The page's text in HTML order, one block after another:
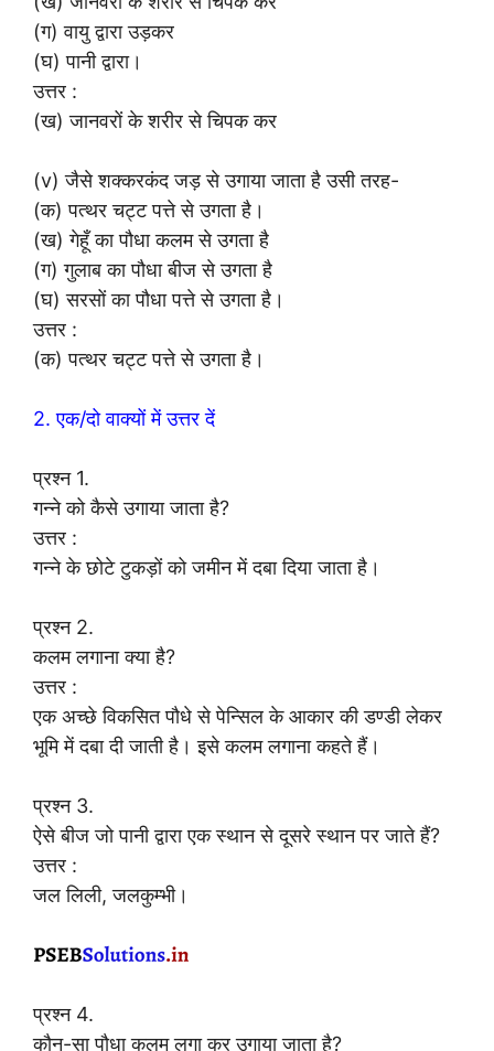
(ग) वायु द्वारा उड़कर
(घ) पानी द्वारा।
उत्तर :
(ख) जानवरों के शरीर से चिपक कर
(v) जैसे शक्करकंद जड़ से उगाया जाता है उसी तरह-
(क) पत्थर चट्ट पत्ते से उगता है।
(ख) गेहूँ का पौधा कलम से उगता है
(ग) गुलाब का पौधा बीज से उगता है
(घ) सरसों का पौधा पत्ते से उगता है।
उत्तर :
(क) पत्थर चट्ट पत्ते से उगता है।
2. एक/दो वाक्यों में उत्तर दें
प्रश्न 1.
गन्ने को कैसे उगाया जाता है?
उत्तर :
गन्ने के छोटे टुकड़ों को जमीन में दबा दिया जाता है।
प्रश्न 2.
कलम लगाना क्या है?
उत्तर :
एक अच्छे विकसित पौधे से पेन्सिल के आकार की डण्डी लेकर
भूमि में दबा दी जाती है। इसे कलम लगाना कहते हैं।
प्रश्न 3.
ऐसे बीज जो पानी द्वारा एक स्थान से दूसरे स्थान पर जाते हैं?
उत्तर :
जल लिली, जलकुम्भी।
प्रश्न 4.
कौन-सा पौधा कलम लगा कर उगाया जाता है?